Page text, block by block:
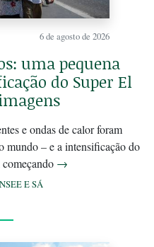
6 de agosto de 2026
uma pequena
do Super El
e ondas de calor foram
mundo – e a intensificação do
começando →
E SÁ